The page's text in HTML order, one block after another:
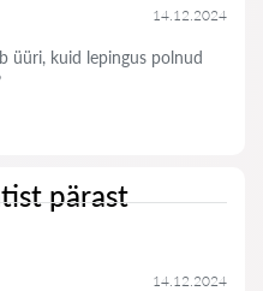
14.12.2024
üüri, kuid lepingus polnud
pärast
14.12.2024